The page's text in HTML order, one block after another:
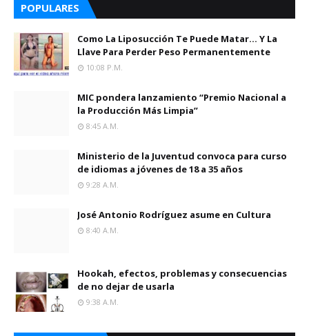
POPULARES
Como La Liposucción Te Puede Matar… Y La
Llave Para Perder Peso Permanentemente
10:08 P.m.
MIC pondera lanzamiento “Premio Nacional a
la Producción Más Limpia”
8:45 A.m.
Ministerio de la Juventud convoca para curso
de idiomas a jóvenes de 18 a 35 años
9:28 A.m.
José Antonio Rodríguez asume en Cultura
8:40 A.m.
Hookah, efectos, problemas y consecuencias
de no dejar de usarla
9:38 A.m.